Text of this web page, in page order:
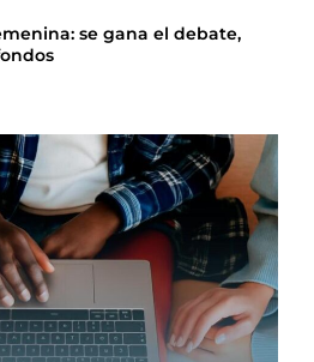
se gana el debate,